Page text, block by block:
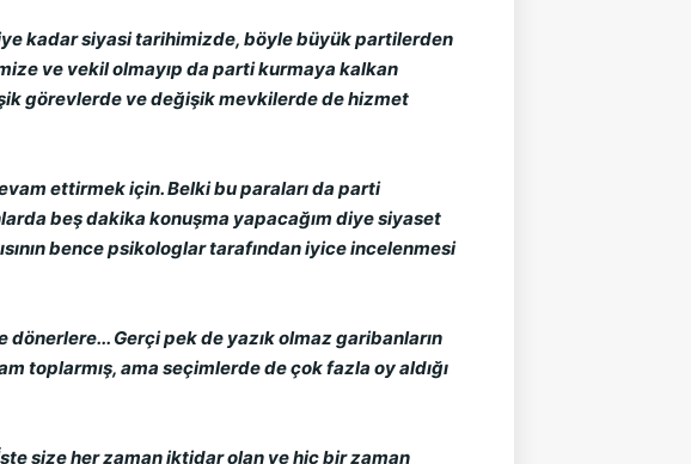
kadar siyasi tarihimizde, böyle büyük partilerden
ve vekil olmayıp da parti kurmaya kalkan
görevlerde ve değişik mevkilerde de hizmet
ettirmek için. Belki bu paraları da parti
beş dakika konuşma yapacağım diye siyaset
bence psikologlar tarafından iyice incelenmesi
dönerlere... Gerçi pek de yazık olmaz garibanların
toplarmış, ama seçimlerde de çok fazla oy aldığı
size her zaman iktidar olan ve hiç bir zaman